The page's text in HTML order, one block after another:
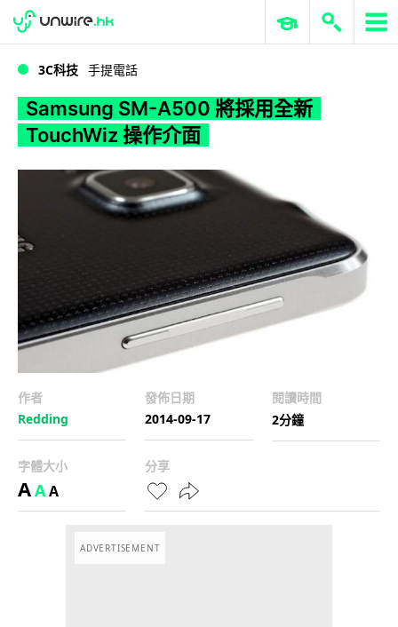
WWDC 2026 ERP 與商業 AI
3C科技 手提電話
Samsung SM-A500 將採用全新
TouchWiz 操作介面
作者
Redding
發佈日期
2014-09-17
閱讀時間
2分鐘
字體大小
AAA
分享
ADVERTISEMENT